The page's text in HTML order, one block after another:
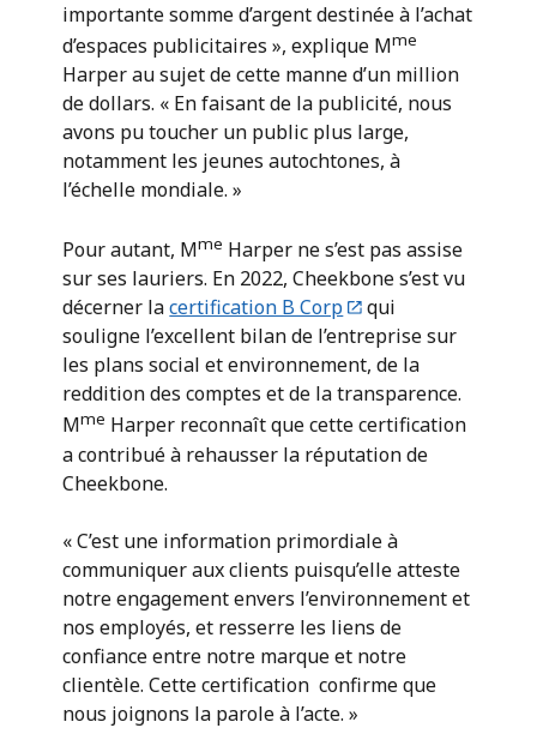
importante somme d’argent destinée à l’achat
d’espaces publicitaires », explique Mme
Harper au sujet de cette manne d’un million
de dollars. « En faisant de la publicité, nous
avons pu toucher un public plus large,
notamment les jeunes autochtones, à
l’échelle mondiale. »
Pour autant, Mme Harper ne s’est pas assise
sur ses lauriers. En 2022, Cheekbone s’est vu
décerner lacertification B Corp
qui
souligne l’excellent bilan de l’entreprise sur
les plans social et environnement, de la
reddition des comptes et de la transparence.
Mme Harper reconnaît que cette certification
a contribué à rehausser la réputation de
Cheekbone.
« C’est une information primordiale à
communiquer aux clients puisqu’elle atteste
notre engagement envers l’environnement et
nos employés, et resserre les liens de
confiance entre notre marque et notre
clientèle. Cette certification confirme que
nous joignons la parole à l’acte. »